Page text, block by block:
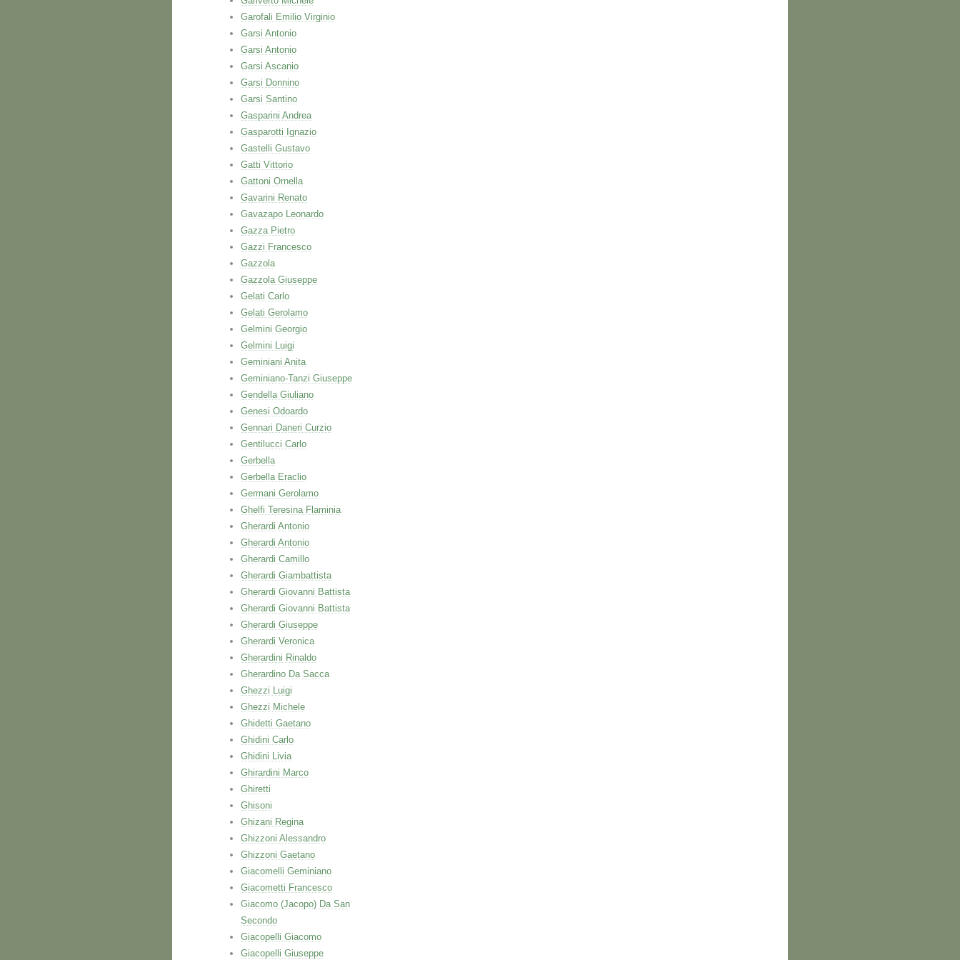
Garofali Emilio Virginio
Garsi Antonio
Garsi Antonio
Garsi Ascanio
Garsi Donnino
Garsi Santino
Gasparini Andrea
Gasparotti Ignazio
Gastelli Gustavo
Gatti Vittorio
Gattoni Ornella
Gavarini Renato
Gavazapo Leonardo
Gazza Pietro
Gazzi Francesco
Gazzola
Gazzola Giuseppe
Gelati Carlo
Gelati Gerolamo
Gelmini Georgio
Gelmini Luigi
Geminiani Anita
Geminiano-Tanzi Giuseppe
Gendella Giuliano
Genesi Odoardo
Gennari Daneri Curzio
Gentilucci Carlo
Gerbella
Gerbella Eraclio
Germani Gerolamo
Ghelfi Teresina Flaminia
Gherardi Antonio
Gherardi Antonio
Gherardi Camillo
Gherardi Giambattista
Gherardi Giovanni Battista
Gherardi Giovanni Battista
Gherardi Giuseppe
Gherardi Veronica
Gherardini Rinaldo
Gherardino Da Sacca
Ghezzi Luigi
Ghezzi Michele
Ghidetti Gaetano
Ghidini Carlo
Ghidini Livia
Ghirardini Marco
Ghiretti
Ghisoni
Ghizani Regina
Ghizzoni Alessandro
Ghizzoni Gaetano
Giacomelli Geminiano
Giacometti Francesco
Giacomo (Jacopo) Da San
Secondo
Giacopelli Giacomo
Giacopelli Giuseppe